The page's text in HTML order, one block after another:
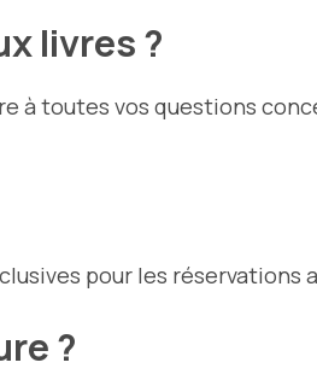
livres ?
à toutes vos questions
pour les réservations
?